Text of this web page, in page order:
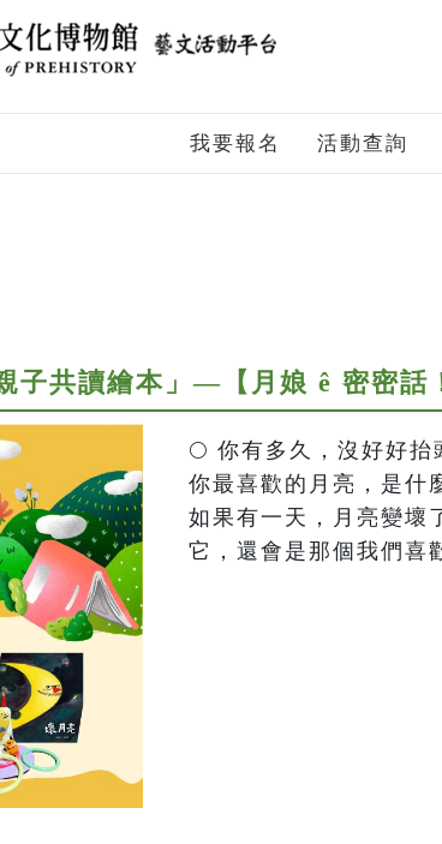
我要報名 活動查詢
子共讀繪本」—【月娘 ê 密密話
🌕 你有多久，沒好好抬
你最喜歡的月亮，是什
如果有一天，月亮變